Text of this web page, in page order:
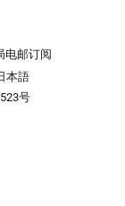
电邮订阅
本語
号